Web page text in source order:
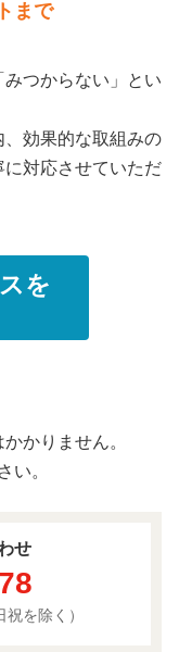
まで
つからない」とい
効果的な取組みの
対応させていただ
を
かりません。
い。
せ
祝を除く）